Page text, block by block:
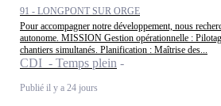
91 - LONGPONT SUR ORGE
Pour accompagner notre développement, nous
autonome. MISSION Gestion opérationnelle :
chantiers simultanés. Planification : Maîtrise des...
CDI - Temps plein
Publié il y a 24 jours